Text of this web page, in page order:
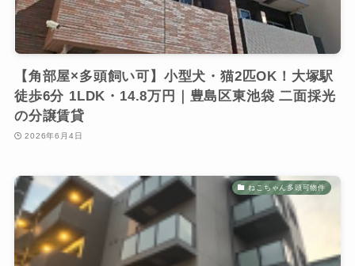
【角部屋×多頭飼い可】小型犬・猫2匹OK！大塚駅
徒歩6分 1LDK・14.8万円｜豊島区東池袋 二面採光
の分譲賃貸
2026年6月4日
ねこちゃん多頭可物件